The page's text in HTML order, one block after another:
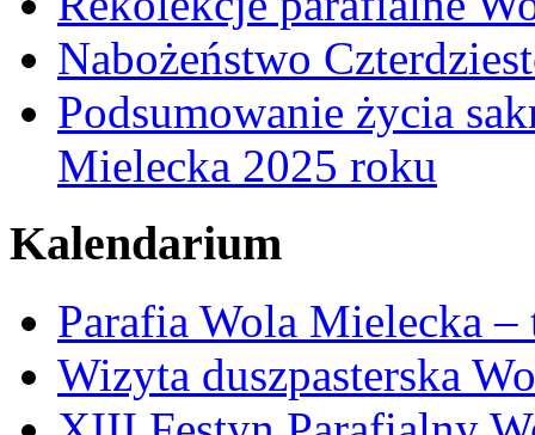
Nabożeństwo
Podsumowanie życia
Mielecka 2025 roku
Kalendarium
Parafia Wola Mielecka
Wizyta duszpasterska